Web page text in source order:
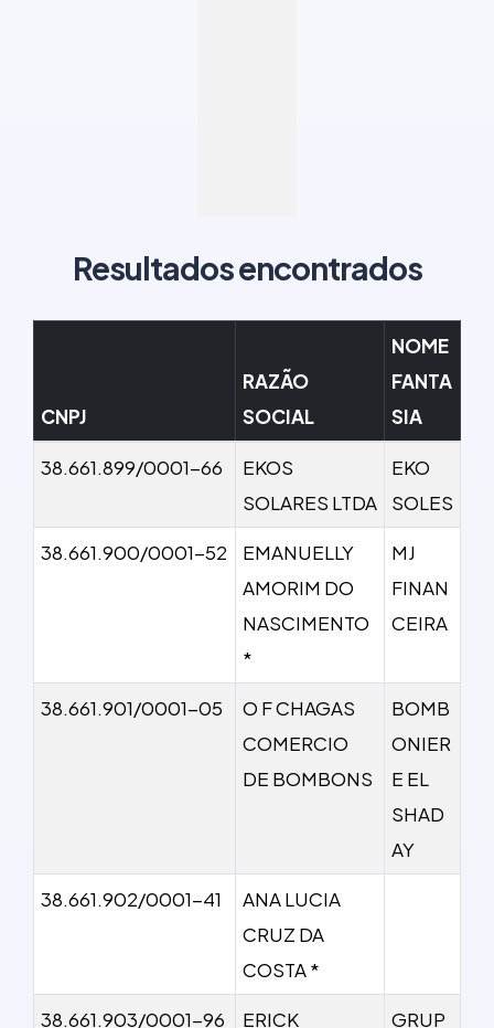
Resultados encontrados
CNPJ
RAZÃO
SOCIAL
NOME
FANTA
SIA
38.661.899/0001-66
EKOS
SOLARES LTDA
EKO
SOLES
38.661.900/0001-52
EMANUELLY
AMORIM DO
NASCIMENTO
*
MJ
FINAN
CEIRA
38.661.901/0001-05
O F CHAGAS
COMERCIO
DE BOMBONS
BOMB
ONIER
E EL
SHAD
AY
38.661.902/0001-41
ANA LUCIA
CRUZ DA
COSTA *
38.661.903/0001-96
ERICK
GRUP